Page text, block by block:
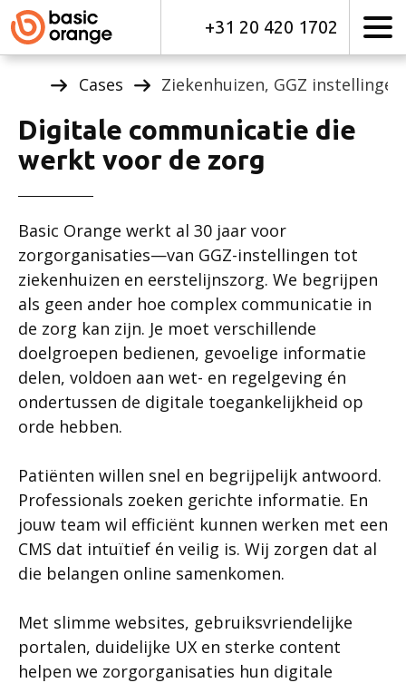
+31 20 420 1702
Cases Ziekenhuizen, GGZ
Digitale communicatie die
werkt voor de zorg
Basic Orange werkt al 30 jaar voor
zorgorganisaties—van GGZ-instellingen tot
ziekenhuizen en eerstelijnszorg. We begrijpen
als geen ander hoe complex communicatie in
de zorg kan zijn. Je moet verschillende
doelgroepen bedienen, gevoelige informatie
delen, voldoen aan wet- en regelgeving én
ondertussen de digitale toegankelijkheid op
orde hebben.
Patiënten willen snel en begrijpelijk antwoord.
Professionals zoeken gerichte informatie. En
jouw team wil efficiënt kunnen werken met een
CMS dat intuïtief én veilig is. Wij zorgen dat al
die belangen online samenkomen.
Met slimme websites, gebruiksvriendelijke
portalen, duidelijke UX en sterke content
helpen we zorgorganisaties hun digitale